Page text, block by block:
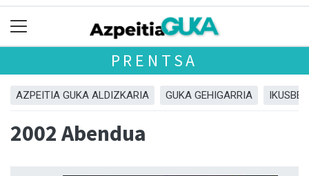
PRENTSA
AZPEITIA GUKA ALDIZKARIA GUKA GEHIGARRIA
2002 Abendua